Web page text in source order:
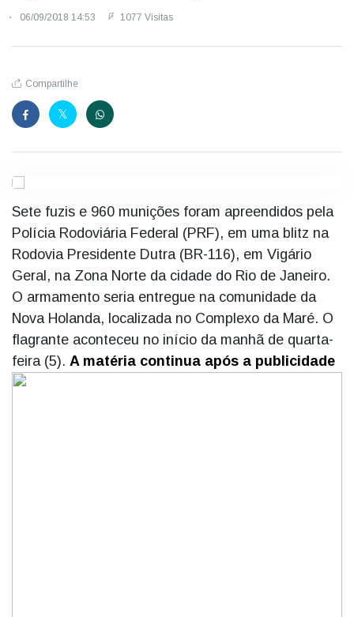
06/09/2018 14:53 1077 Visitas
Compartilhe
Sete fuzis e 960 munições foram apreendidos pela
Polícia Rodoviária Federal (PRF), em uma blitz na
Rodovia Presidente Dutra (BR-116), em Vigário
Geral, na Zona Norte da cidade do Rio de Janeiro.
O armamento seria entregue na comunidade da
Nova Holanda, localizada no Complexo da Maré. O
flagrante aconteceu no início da manhã de quarta-
feira (5). A matéria continua após a publicidade